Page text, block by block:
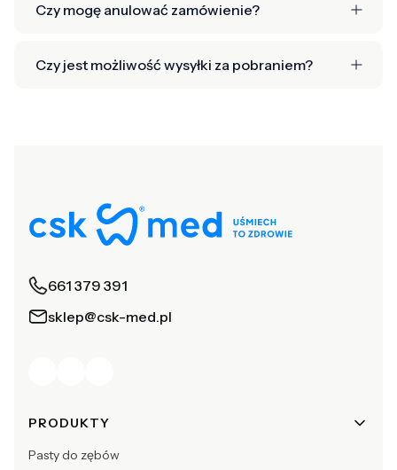
Czy mogę anulować zamówienie?
Czy jest możliwość wysyłki za pobraniem?
661 379 391
sklep@csk-med.pl
Linki w stopce
PRODUKTY
Pasty do zębów